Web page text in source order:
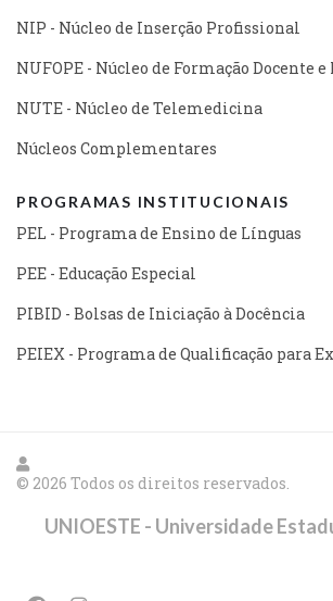
NIP - Núcleo de Inserção Profissional
NUFOPE - Núcleo de Formação Docente
NUTE - Núcleo de Telemedicina
Núcleos Complementares
PROGRAMAS INSTITUCIONAIS
PEL - Programa de Ensino de Línguas
PEE - Educação Especial
PIBID - Bolsas de Iniciação à Docência
PEIEX - Programa de Qualificação para
© 2026 Todos os direitos reservados.
UNIOESTE - Universidade